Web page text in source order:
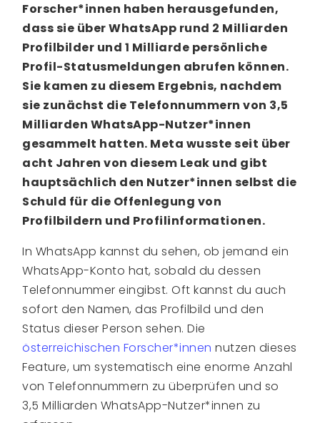
Forscher*innen haben herausgefunden,
dass sie über WhatsApp rund 2 Milliarden
Profilbilder und 1 Milliarde persönliche
Profil-Statusmeldungen abrufen können.
Sie kamen zu diesem Ergebnis, nachdem
sie zunächst die Telefonnummern von 3,5
Milliarden WhatsApp-Nutzer*innen
gesammelt hatten. Meta wusste seit über
acht Jahren von diesem Leak und gibt
hauptsächlich den Nutzer*innen selbst die
Schuld für die Offenlegung von
Profilbildern und Profilinformationen.
In WhatsApp kannst du sehen, ob jemand ein
WhatsApp-Konto hat, sobald du dessen
Telefonnummer eingibst. Oft kannst du auch
sofort den Namen, das Profilbild und den
Status dieser Person sehen. Die
österreichischen Forscher*innen nutzen dieses
Feature, um systematisch eine enorme Anzahl
von Telefonnummern zu überprüfen und so
3,5 Milliarden WhatsApp-Nutzer*innen zu